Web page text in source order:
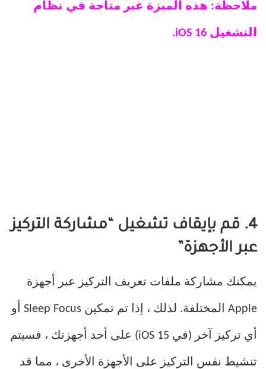
ملاحظة: هذه الميزة غير متاحة في نظام
التشغيل iOS 16.
4. قم بإيقاف تشغيل “مشاركة التركيز
عبر الأجهزة”
يمكنك مشاركة ملفات تعريف التركيز عبر أجهزة
Apple المختلفة. لذلك ، إذا تم تمكين Sleep Focus أو
أي تركيز آخر (في iOS 15) على أحد أجهزتك ، فسيتم
تنشيط نفس التركيز على الأجهزة الأخرى ، مما قد